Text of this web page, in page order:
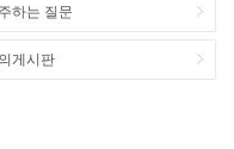
하는 질문
게시판